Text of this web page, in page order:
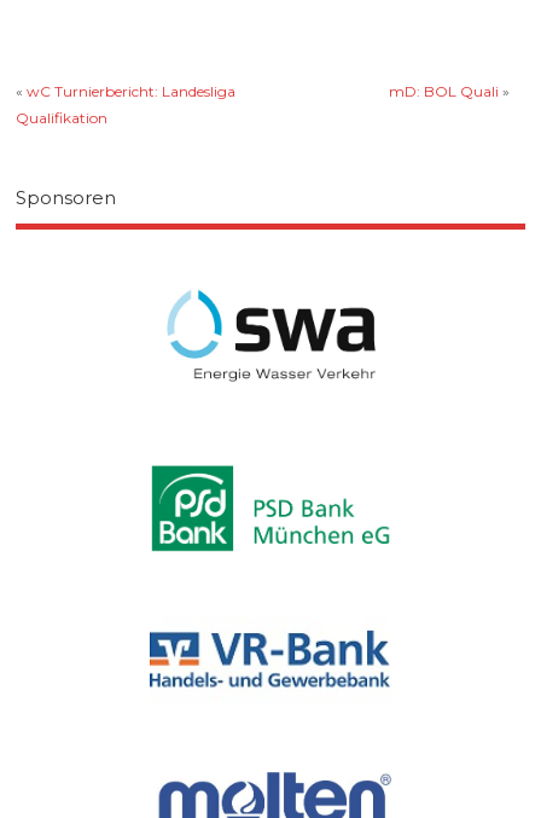
«wC Turnierbericht: Landesliga
Qualifikation
mD: BOL Quali »
Sponsoren